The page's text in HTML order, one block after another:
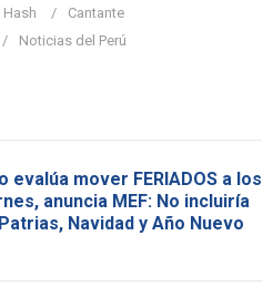
Hash
Cantante
Noticias del Perú
evalúa mover FERIADOS a los
anuncia MEF: No incluiría
Navidad y Año Nuevo